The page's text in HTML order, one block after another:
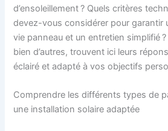
d’ensoleillement ? Quels critères
devez-vous considérer pour garantir
vie panneau et un entretien simplifié
bien d’autres, trouvent ici leurs
éclairé et adapté à vos objectifs
Comprendre les différents types de
une installation solaire adaptée